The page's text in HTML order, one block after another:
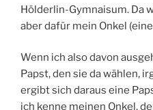
Hölderlin-Gymnaisum. Da
aber dafür mein Onkel
Wenn ich also davon
Papst, den sie da wählen,
ergibt sich daraus eine
ich kenne meinen Onkel,